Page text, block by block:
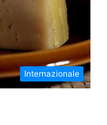
Internazionale